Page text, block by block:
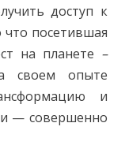
доступ к
посетившая
на планете –
своем опыте
и
— совершенно